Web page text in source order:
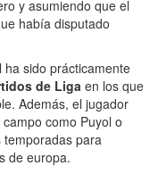
y asumiendo que el
había disputado
sido prácticamente
de Liga en los que
Además, el jugador
como Puyol o
temporadas para
de europa.